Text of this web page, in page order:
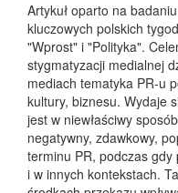
Artykuł oparto na
kluczowych polskich
"Wprost" i "Polityka".
stygmatyzacji medialnej
mediach tematyka PR-u
kultury, biznesu. Wydaje
jest w niewłaściwy
negatywny, zdawkowy,
terminu PR, podczas
i w innych kontekstach.